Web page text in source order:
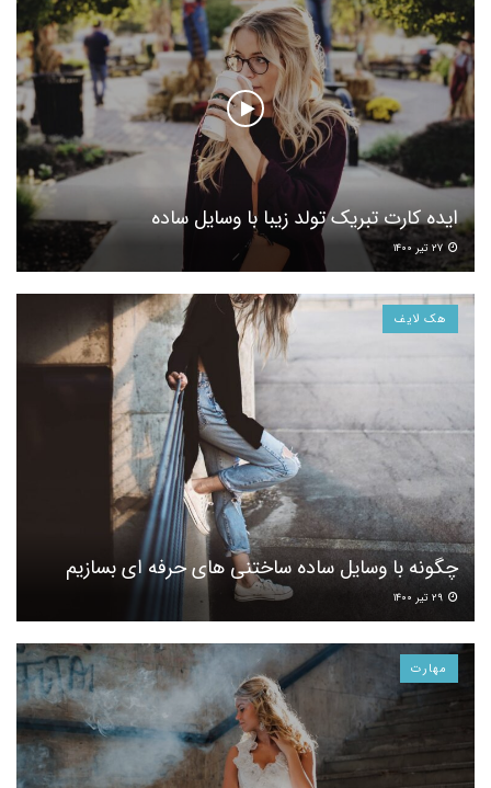
ایده کارت تبریک تولد زیبا با وسایل ساده
هک لایف
چگونه با وسایل ساده ساختنی های حرفه ای بسازیم
مهارت